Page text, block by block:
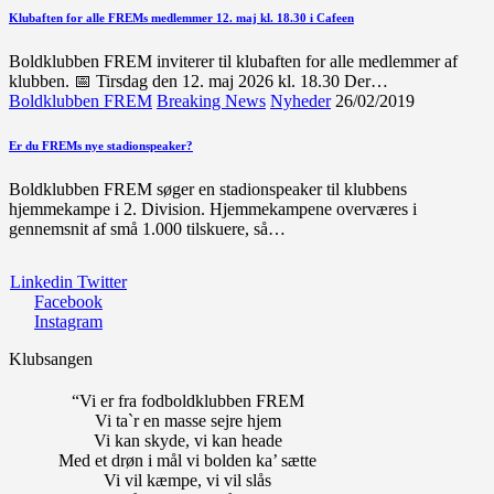
Klubaften for alle FREMs medlemmer 12. maj kl. 18.30 i Cafeen
Boldklubben FREM inviterer til klubaften for alle medlemmer af
klubben. 📅 Tirsdag den 12. maj 2026 kl. 18.30 Der…
Boldklubben FREM Breaking News Nyheder 26/02/2019
Er du FREMs nye stadionspeaker?
Boldklubben FREM søger en stadionspeaker til klubbens
hjemmekampe i 2. Division. Hjemmekampene overværes i
gennemsnit af små 1.000 tilskuere, så…
Linkedin Twitter
Facebook
Instagram
Klubsangen
“Vi er fra fodboldklubben FREM
Vi ta`r en masse sejre hjem
Vi kan skyde, vi kan heade
Med et drøn i mål vi bolden ka’ sætte
Vi vil kæmpe, vi vil slås